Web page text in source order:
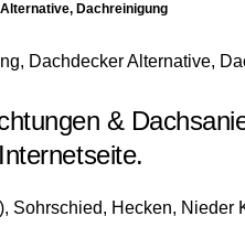
Dachreinigung
&
Internetseite.